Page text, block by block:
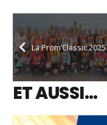
La Prom’Classic 2025
ET AUSSI…